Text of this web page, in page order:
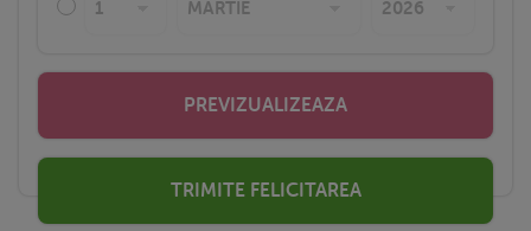
PREVIZUALIZEAZA
TRIMITE FELICITAREA